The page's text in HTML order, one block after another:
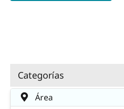
Categorías
Área